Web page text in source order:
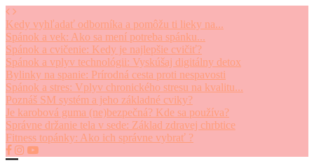
Kedy vyhľadať odborníka a pomôžu ti lieky na...
Spánok a vek: Ako sa mení potreba spánku...
Spánok a cvičenie: Kedy je najlepšie cvičiť?
Spánok a vplyv technológii: Vyskúšaj digitálny detox
Bylinky na spanie: Prírodná cesta proti nespavosti
Spánok a stres: Vplyv chronického stresu na kvalitu...
Poznáš SM systém a jeho základné cviky?
Je karobová guma (ne)bezpečná? Kde sa používa?
Správne držanie tela v sede: Základ zdravej chrbtice
Fitness topánky: Ako ich správne vybrať ?